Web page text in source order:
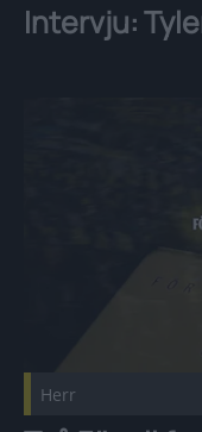
Intervju:
Två För all framtid-
Herr